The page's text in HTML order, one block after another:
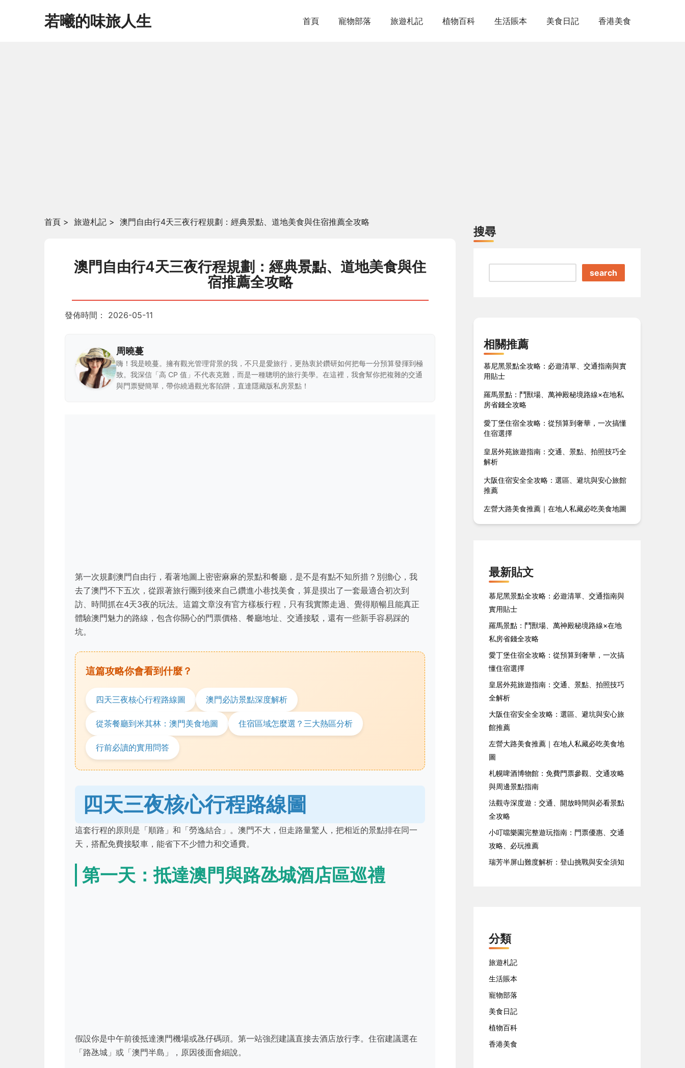
若曦的味旅人生 首頁 寵物部落 旅遊札記 植物百科 生活賬本 美食日記 香港美食
首頁 > 旅遊札記 > 澳門自由行4天三夜行程規劃：經典景點、道地美食與住宿推薦全攻略
澳門自由行4天三夜行程規劃：經典景點、道地美食與住
宿推薦全攻略
發佈時間： 2026-05-11
周曉蔓
嗨！我是曉蔓。擁有觀光管理背景的我，不只是愛旅行，更熱衷於鑽研如何把每一分預算發揮到極
致。我深信「高 CP 值」不代表克難，而是一種聰明的旅行美學。在這裡，我會幫你把複雜的交通
與門票變簡單，帶你繞過觀光客陷阱，直達隱藏版私房景點！
第一次規劃澳門自由行，看著地圖上密密麻麻的景點和餐廳，是不是有點不知所措？別擔心，我
去了澳門不下五次，從跟著旅行團到後來自己鑽進小巷找美食，算是摸出了一套最適合初次到
訪、時間抓在4天3夜的玩法。這篇文章沒有官方樣板行程，只有我實際走過、覺得順暢且能真正
體驗澳門魅力的路線，包含你關心的門票價格、餐廳地址、交通接駁，還有一些新手容易踩的
坑。
這篇攻略你會看到什麼？
四天三夜核心行程路線圖 澳門必訪景點深度解析
從茶餐廳到米其林：澳門美食地圖 住宿區域怎麼選？三大熱區分析
行前必讀的實用問答
四天三夜核心行程路線圖
這套行程的原則是「順路」和「勞逸結合」。澳門不大，但走路量驚人，把相近的景點排在同一
天，搭配免費接駁車，能省下不少體力和交通費。
第一天：抵達澳門與路氹城酒店區巡禮
假設你是中午前後抵達澳門機場或氹仔碼頭。第一站強烈建議直接去酒店放行李。住宿建議選在
「路氹城」或「澳門半島」，原因後面會細說。
搜尋
search
相關推薦
慕尼黑景點全攻略：必遊清單、交通指南與實
用貼士
羅馬景點：鬥獸場、萬神殿秘境路線×在地私
房省錢全攻略
愛丁堡住宿全攻略：從預算到奢華，一次搞懂
住宿選擇
皇居外苑旅遊指南：交通、景點、拍照技巧全
解析
大阪住宿安全全攻略：選區、避坑與安心旅館
推薦
左營大路美食推薦｜在地人私藏必吃美食地圖
最新貼文
慕尼黑景點全攻略：必遊清單、交通指南與
實用貼士
羅馬景點：鬥獸場、萬神殿秘境路線×在地
私房省錢全攻略
愛丁堡住宿全攻略：從預算到奢華，一次搞
懂住宿選擇
皇居外苑旅遊指南：交通、景點、拍照技巧
全解析
大阪住宿安全全攻略：選區、避坑與安心旅
館推薦
左營大路美食推薦｜在地人私藏必吃美食地
圖
札幌啤酒博物館：免費門票參觀、交通攻略
與周邊景點指南
法觀寺深度遊：交通、開放時間與必看景點
全攻略
小叮噹樂園完整遊玩指南：門票優惠、交通
攻略、必玩推薦
瑞芳半屏山難度解析：登山挑戰與安全須知
分類
旅遊札記
生活賬本
寵物部落
美食日記
植物百科
香港美食